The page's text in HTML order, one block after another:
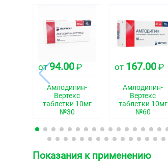
от94.00 ₽
Амлодипин-
Вертекс
таблетки 10мг
№30
от 167.00₽
Амлодипин-
Вертекс
таблетки 10мг
№60
Показания к применению